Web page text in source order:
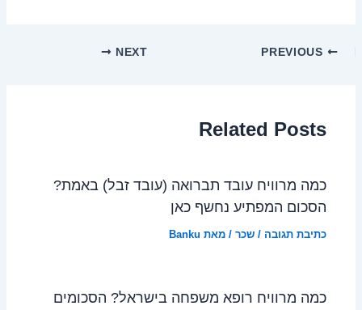
NEXT
Related Posts
כמה מרוויח עובד תברואה (עובד זבל) באמת?
הסכום המפתיע נחשף כאן
כתיבת תגובה /שכר / מאת Banku
כמה מרוויח רופא משפחה בישראל? הסכומים